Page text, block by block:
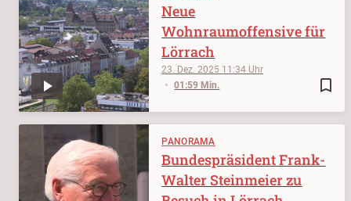
bookmark_border
23. Dez. 2025 11:34
01:59 Min.
Neue
Wohnraumoffensive für
Lörrach
PANORAMA
Bundespräsident Frank-
Walter Steinmeier zu